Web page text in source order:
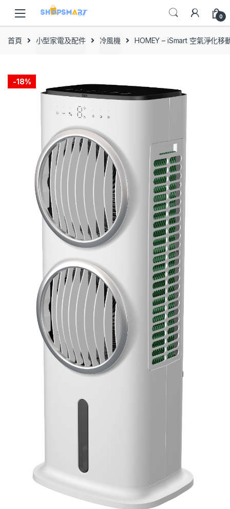
navigation
content
0
首頁 小型家電及配件 冷風機 HOMEY – iSmart 空氣淨化移
-18%